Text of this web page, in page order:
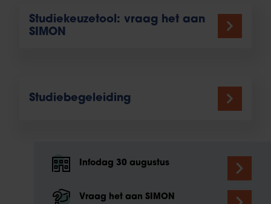
Studiekeuzetool: vraag het aan
SIMON
Studiebegeleiding
Infodag 30 augustus
Vraag het aan SIMON